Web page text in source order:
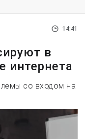
14:41
в
интернета
со входом на